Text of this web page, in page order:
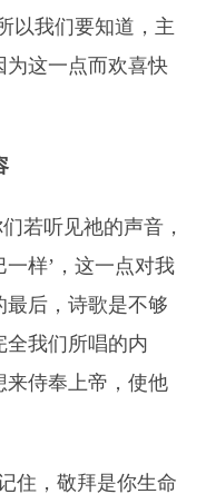
以我们要知道，主
为这一点而欢喜快
若听见祂的声音，
样’，这一点对我
后，诗歌是不够
全我们所唱的内
来侍奉上帝，使他
住，敬拜是你生命